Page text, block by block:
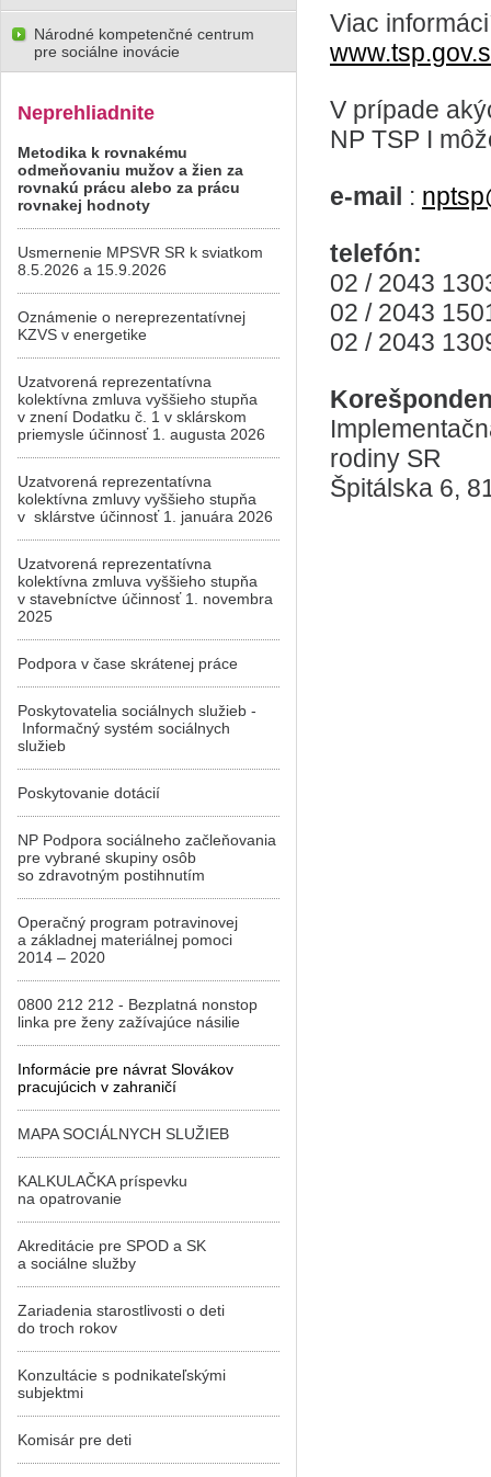
Viac
V prípade
NP TSP I
e-mail :
telefón:
02 / 2043
02 / 2043
02 / 2043
rodiny SR
Špitálska 6,
Národné kompetenčné centrum
pre sociálne inovácie
Neprehliadnite
Metodika k rovnakému
odmeňovaniu mužov a žien za
rovnakú prácu alebo za prácu
rovnakej hodnoty
Usmernenie MPSVR SR k sviatkom
8.5.2026 a 15.9.2026
Oznámenie o nereprezentatívnej
KZVS v energetike
Uzatvorená reprezentatívna
kolektívna zmluva vyššieho stupňa
v znení Dodatku č. 1 v sklárskom
priemysle účinnosť 1. augusta 2026
Uzatvorená reprezentatívna
kolektívna zmluvy vyššieho stupňa
v sklárstve účinnosť 1. januára 2026
Uzatvorená reprezentatívna
kolektívna zmluva vyššieho stupňa
v stavebníctve účinnosť 1. novembra
2025
Podpora v čase skrátenej práce
Poskytovatelia sociálnych služieb -
Informačný systém sociálnych
služieb
Poskytovanie dotácií
NP Podpora sociálneho začleňovania
pre vybrané skupiny osôb
so zdravotným postihnutím
Operačný program potravinovej
a základnej materiálnej pomoci
2014 – 2020
0800 212 212 - Bezplatná nonstop
linka pre ženy zažívajúce násilie
Informácie pre návrat Slovákov
pracujúcich v zahraničí
MAPA SOCIÁLNYCH SLUŽIEB
KALKULAČKA príspevku
na opatrovanie
Akreditácie pre SPOD a SK
a sociálne služby
Zariadenia starostlivosti o deti
do troch rokov
Konzultácie s podnikateľskými
subjektmi
Komisár pre deti